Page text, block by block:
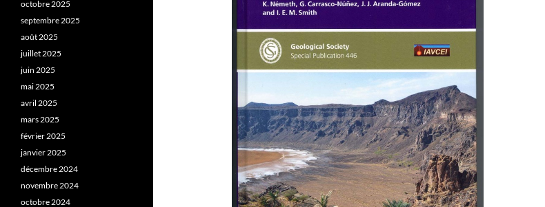
octobre 2025
septembre 2025
août 2025
juillet 2025
juin 2025
mai 2025
avril 2025
mars 2025
février 2025
janvier 2025
décembre 2024
novembre 2024
octobre 2024